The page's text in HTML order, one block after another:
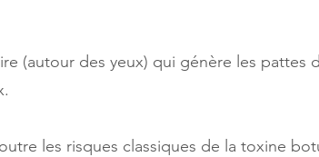
(autour des yeux) qui génère les pattes
les risques classiques de la toxine